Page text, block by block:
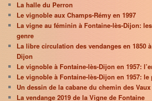
La halle du Perron
Le vignoble aux Champs-Rémy en 1997
La vigne au féminin à Fontaine-lès-Dijon:
genre
La libre circulation des vendanges en 1850
Dijon
Le vignoble à Fontaine-lès-Dijon en 1957:
Le vignoble à Fontaine-lès-Dijon en 1957: le
Un dessin de la cabane du chemin des
La vendange 2019 de la Vigne de Fontaine